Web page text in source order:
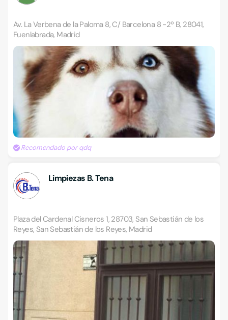
Av. La Verbena de la Paloma 8, C/ Barcelona 8 -2º B, 28041,
Fuenlabrada, Madrid
Recomendado por qdq
Limpiezas B. Tena
Plaza del Cardenal Cisneros 1, 28703, San Sebastián de los
Reyes, San Sebastián de los Reyes, Madrid